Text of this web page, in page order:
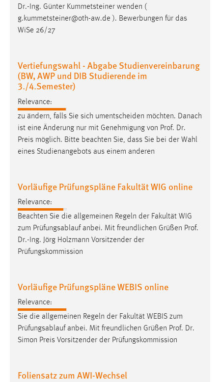
Dr.-Ing. Günter Kummetsteiner wenden (
g.kummetsteiner@oth-aw.de ). Bewerbungen für das
WiSe 26/27
Vertiefungswahl - Abgabe Studienvereinbarung
(BW, AWP und DIB Studierende im
3./4.Semester)
Relevance:
zu ändern, falls Sie sich umentscheiden möchten. Danach
ist eine Änderung nur mit Genehmigung von Prof. Dr.
Preis möglich. Bitte beachten Sie, dass Sie bei der Wahl
eines Studienangebots aus einem anderen
Vorläufige Prüfungspläne Fakultät WIG online
Relevance:
Beachten Sie die allgemeinen Regeln der Fakultät WIG
zum Prüfungsablauf anbei. Mit freundlichen Grüßen Prof.
Dr.-Ing. Jörg Holzmann Vorsitzender der
Prüfungskommission
Vorläufige Prüfungspläne WEBIS online
Relevance:
Sie die allgemeinen Regeln der Fakultät WEBIS zum
Prüfungsablauf anbei. Mit freundlichen Grüßen Prof. Dr.
Simon Preis Vorsitzender der Prüfungskommission
Foliensatz zum AWI-Wechsel